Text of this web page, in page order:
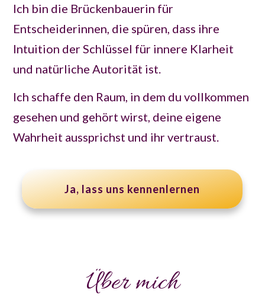
Ich bin die Brückenbauerin für
Entscheiderinnen, die spüren, dass ihre
Intuition der Schlüssel für innere Klarheit
und natürliche Autorität ist.
Ich schaffe den Raum, in dem du vollkommen
gesehen und gehört wirst, deine eigene
Wahrheit aussprichst und ihr vertraust.
Ja, lass uns kennenlernen
Über mich